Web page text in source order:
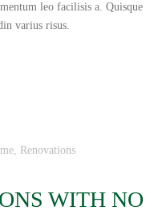
leo facilisis a. Quisque
varius risus.
, Renovations
WITH NO